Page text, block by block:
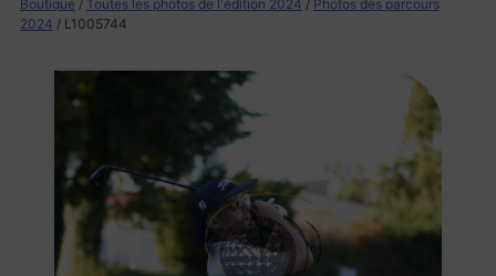
Boutique / Toutes les photos de l'édition 2024 / Photos des parcours
2024 / L1005744